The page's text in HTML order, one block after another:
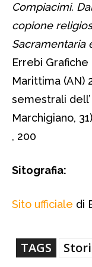
Compiacimi.
copione
Sacramentaria
Errebi Grafiche
Marittima (AN)
semestrali
Marchigiano,
, 200
Sitografia:
Sito ufficiale di
TAGS